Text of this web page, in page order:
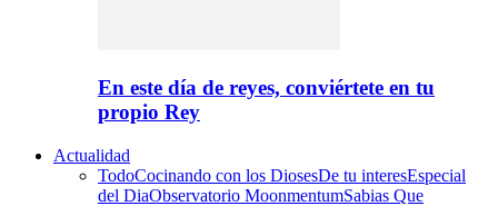
En este día de reyes, conviértete en tu
propio Rey
Actualidad
TodoCocinando con los DiosesDe tu interesEspecial
del DiaObservatorio MoonmentumSabias Que